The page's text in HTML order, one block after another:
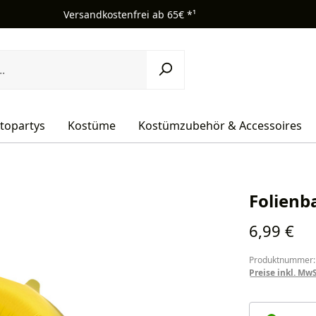
Versandkostenfrei ab 65€ *¹
Kostüme Kostümzubehör & Accessoires
Regulärer
6,99 €
Preise inkl.